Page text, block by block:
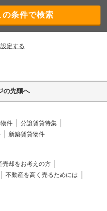
定する
の先頭へ
件
分譲賃貸特集
新築賃貸物件
売却をお考えの方
不動産を高く売るためには